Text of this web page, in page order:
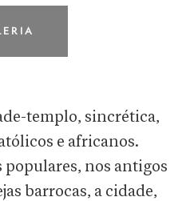
templo, sincrética,
e africanos.
populares, nos antigos
barrocas, a cidade,